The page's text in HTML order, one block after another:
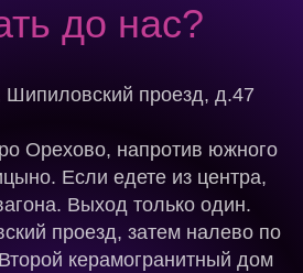
до нас?
Шипиловский проезд, д.47
Орехово, напротив южного
Если едете из центра,
Выход только один.
проезд, затем налево по
керамогранитный дом